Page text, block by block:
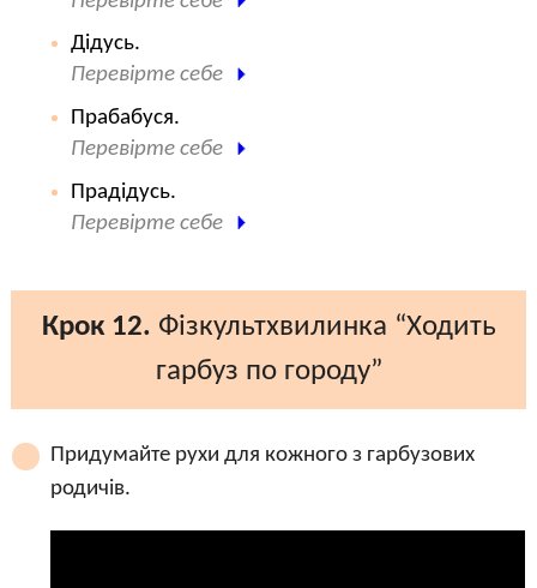
Дідусь.
Перевірте себе
Прабабуся.
Перевірте себе
Прадідусь.
Перевірте себе
Крок 12. Фізкультхвилинка “Ходить
гарбуз по городу”
Придумайте рухи для кожного з гарбузових
родичів.